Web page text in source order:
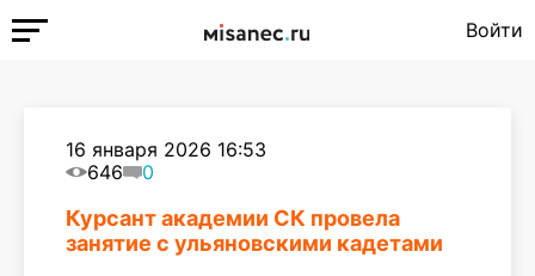
Войти
16 января 2026 16:53
646
0
Курсант академии СК провела
занятие с ульяновскими кадетами